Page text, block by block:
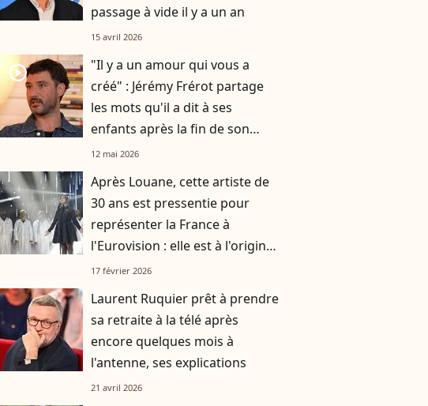
passage à vide il y a un an
15 avril 2026
player2
"Il y a un amour qui vous a
créé" : Jérémy Frérot partage
les mots qu'il a dit à ses
enfants après la fin de son
histoire avec leur mère Laure
12 mai 2026
Après Louane, cette artiste de
30 ans est pressentie pour
représenter la France à
l'Eurovision : elle est à l'origine
d'un tube qui a dépassé les 50
17 février 2026
Laurent Ruquier prêt à prendre
sa retraite à la télé après
encore quelques mois à
l'antenne, ses explications
21 avril 2026